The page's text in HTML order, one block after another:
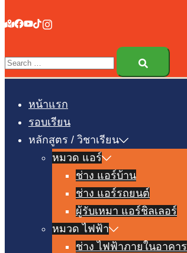
หน้าแรก
รอบเรียน
หลักสูตร / วิชาเรียน
หมวด แอร์
ช่าง แอร์บ้าน
ช่าง แอร์รถยนต์
ผู้รับเหมา แอร์ชิลเลอร์
หมวด ไฟฟ้า
ช่าง ไฟฟ้าภายในอาคาร